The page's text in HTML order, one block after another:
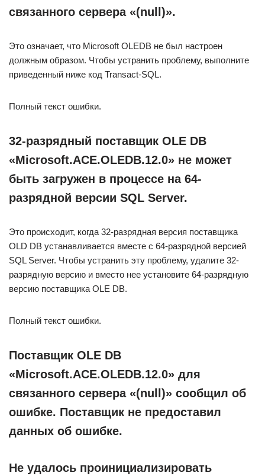
связанного сервера «(null)».
Это означает, что Microsoft OLEDB не был настроен
должным образом. Чтобы устранить проблему, выполните
приведенный ниже код Transact-SQL.
Полный текст ошибки.
32-разрядный поставщик OLE DB
«Microsoft.ACE.OLEDB.12.0» не может
быть загружен в процессе на 64-
разрядной версии SQL Server.
Это происходит, когда 32-разрядная версия поставщика
OLD DB устанавливается вместе с 64-разрядной версией
SQL Server. Чтобы устранить эту проблему, удалите 32-
разрядную версию и вместо нее установите 64-разрядную
версию поставщика OLE DB.
Полный текст ошибки.
Поставщик OLE DB
«Microsoft.ACE.OLEDB.12.0» для
связанного сервера «(null)» сообщил об
ошибке. Поставщик не предоставил
данных об ошибке.
Не удалось проинициализировать